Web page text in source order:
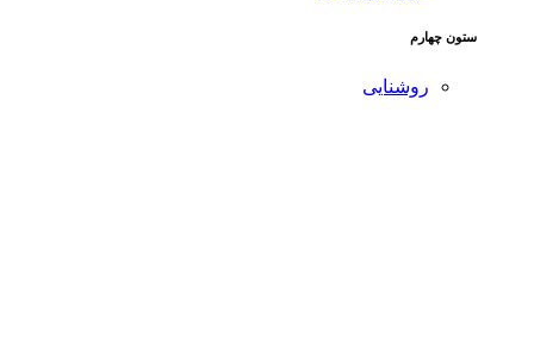
ستون چهارم
روشنایی